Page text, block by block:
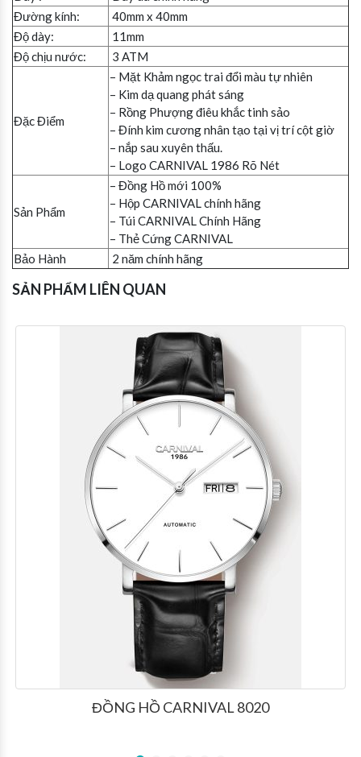
Đường kính:
40mm x 40mm
Độ dày:
11mm
Độ chịu nước:
3 ATM
Đặc Điểm
– Mặt Khảm ngọc trai đổi màu tự nhiên
– Kim dạ quang phát sáng
– Rồng Phượng điêu khắc tinh sảo
– Đính kim cương nhân tạo tại vị trí cột giờ
– nắp sau xuyên thấu.
– Logo CARNIVAL 1986 Rõ Nét
Sản Phẩm
– Đồng Hồ mới 100%
– Hộp CARNIVAL chính hãng
– Túi CARNIVAL Chính Hãng
– Thẻ Cứng CARNIVAL
Bảo Hành
2 năm chính hãng
SẢN PHẨM LIÊN QUAN
ĐỒNG HỒ CARNIVAL 8020